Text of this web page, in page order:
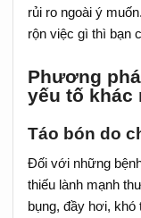
rủi ro ngoài ý
rộn việc gì thì bạn
Phương
yếu tố khác
Táo bón do
Đối với những
thiếu lành mạnh
bụng, đầy hơi,